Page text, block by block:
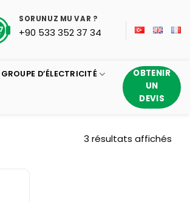
SORUNUZ MU VAR ?
+90 533 352 37 34
GROUPE D’ÉLECTRICITÉ
OBTENIR
UN
DEVIS
3 résultats affichés